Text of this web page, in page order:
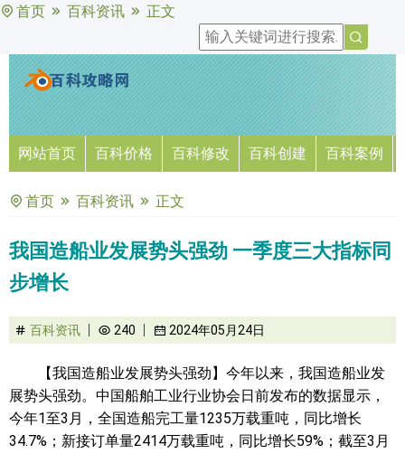
首页 百科资讯 正文
网站首页 百科价格 百科修改 百科创建 百科案例
首页 百科资讯 正文
我国造船业发展势头强劲 一季度三大指标同
步增长
百科资讯 240 2024年05月24日
【我国造船业发展势头强劲】今年以来，我国造船业发
展势头强劲。中国船舶工业行业协会日前发布的数据显示，
今年1至3月，全国造船完工量1235万载重吨，同比增长
34.7%；新接订单量2414万载重吨，同比增长59%；截至3月